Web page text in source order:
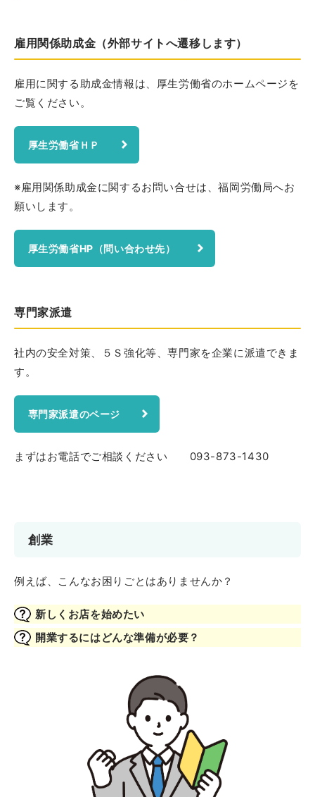
雇用関係助成金（外部サイトへ遷移します）
雇用に関する助成金情報は、厚生労働省のホームページを
ご覧ください。
厚生労働省ＨＰ
※雇用関係助成金に関するお問い合せは、福岡労働局へお
願いします。
厚生労働省HP（問い合わせ先）
専門家派遣
社内の安全対策、５Ｓ強化等、専門家を企業に派遣できま
す。
専門家派遣のページ
まずはお電話でご相談ください 093-873-1430
創業
例えば、こんなお困りごとはありませんか？
新しくお店を始めたい
開業するにはどんな準備が必要？